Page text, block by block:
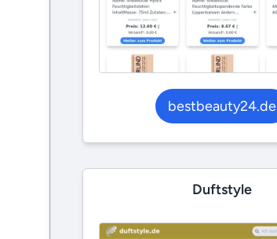
bestbeauty24.de
Duftstyle